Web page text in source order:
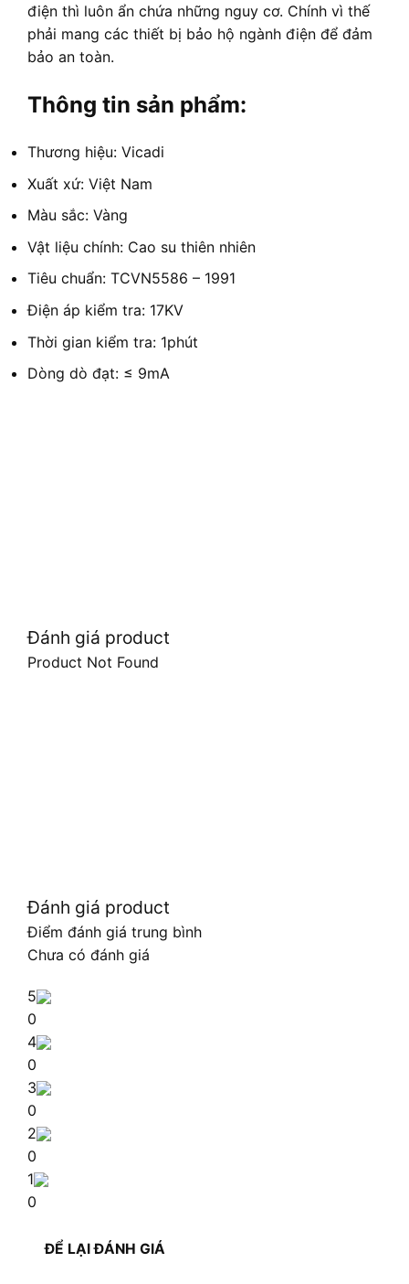
điện thì luôn ẩn chứa những nguy cơ. Chính vì thế
phải mang các thiết bị bảo hộ ngành điện để đảm
bảo an toàn.
Thông tin sản phẩm:
Thương hiệu: Vicadi
Xuất xứ: Việt Nam
Màu sắc: Vàng
Vật liệu chính: Cao su thiên nhiên
Tiêu chuẩn: TCVN5586 – 1991
Điện áp kiểm tra: 17KV
Thời gian kiểm tra: 1phút
Dòng dò đạt: ≤ 9mA
Đánh giá product
Product Not Found
Đánh giá product
Điểm đánh giá trung bình
Chưa có đánh giá
5
0
4
0
3
0
2
0
1
0
ĐỂ LẠI ĐÁNH GIÁ